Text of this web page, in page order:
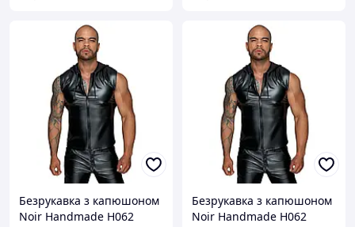
Безрукавка з капюшоном
Noir Handmade H062
Безрукавка з капюшоном
Noir Handmade H062